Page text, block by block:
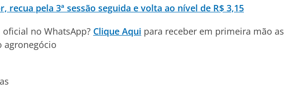
recua pela 3ª sessão seguida e volta ao nível de R$ 3,15
oficial no WhatsApp? Clique Aqui para receber em primeira mão as
agronegócio